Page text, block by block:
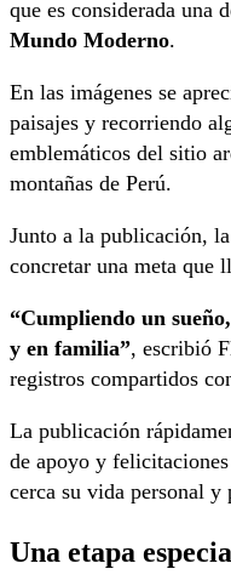
que es considerada una
Mundo Moderno.
En las imágenes se
paisajes y recorriendo
emblemáticos del sitio
montañas de Perú.
Junto a la publicación,
concretar una meta que
“Cumpliendo un
y en familia”, escribió
registros compartidos
La publicación
de apoyo y
cerca su vida personal y
Una etapa